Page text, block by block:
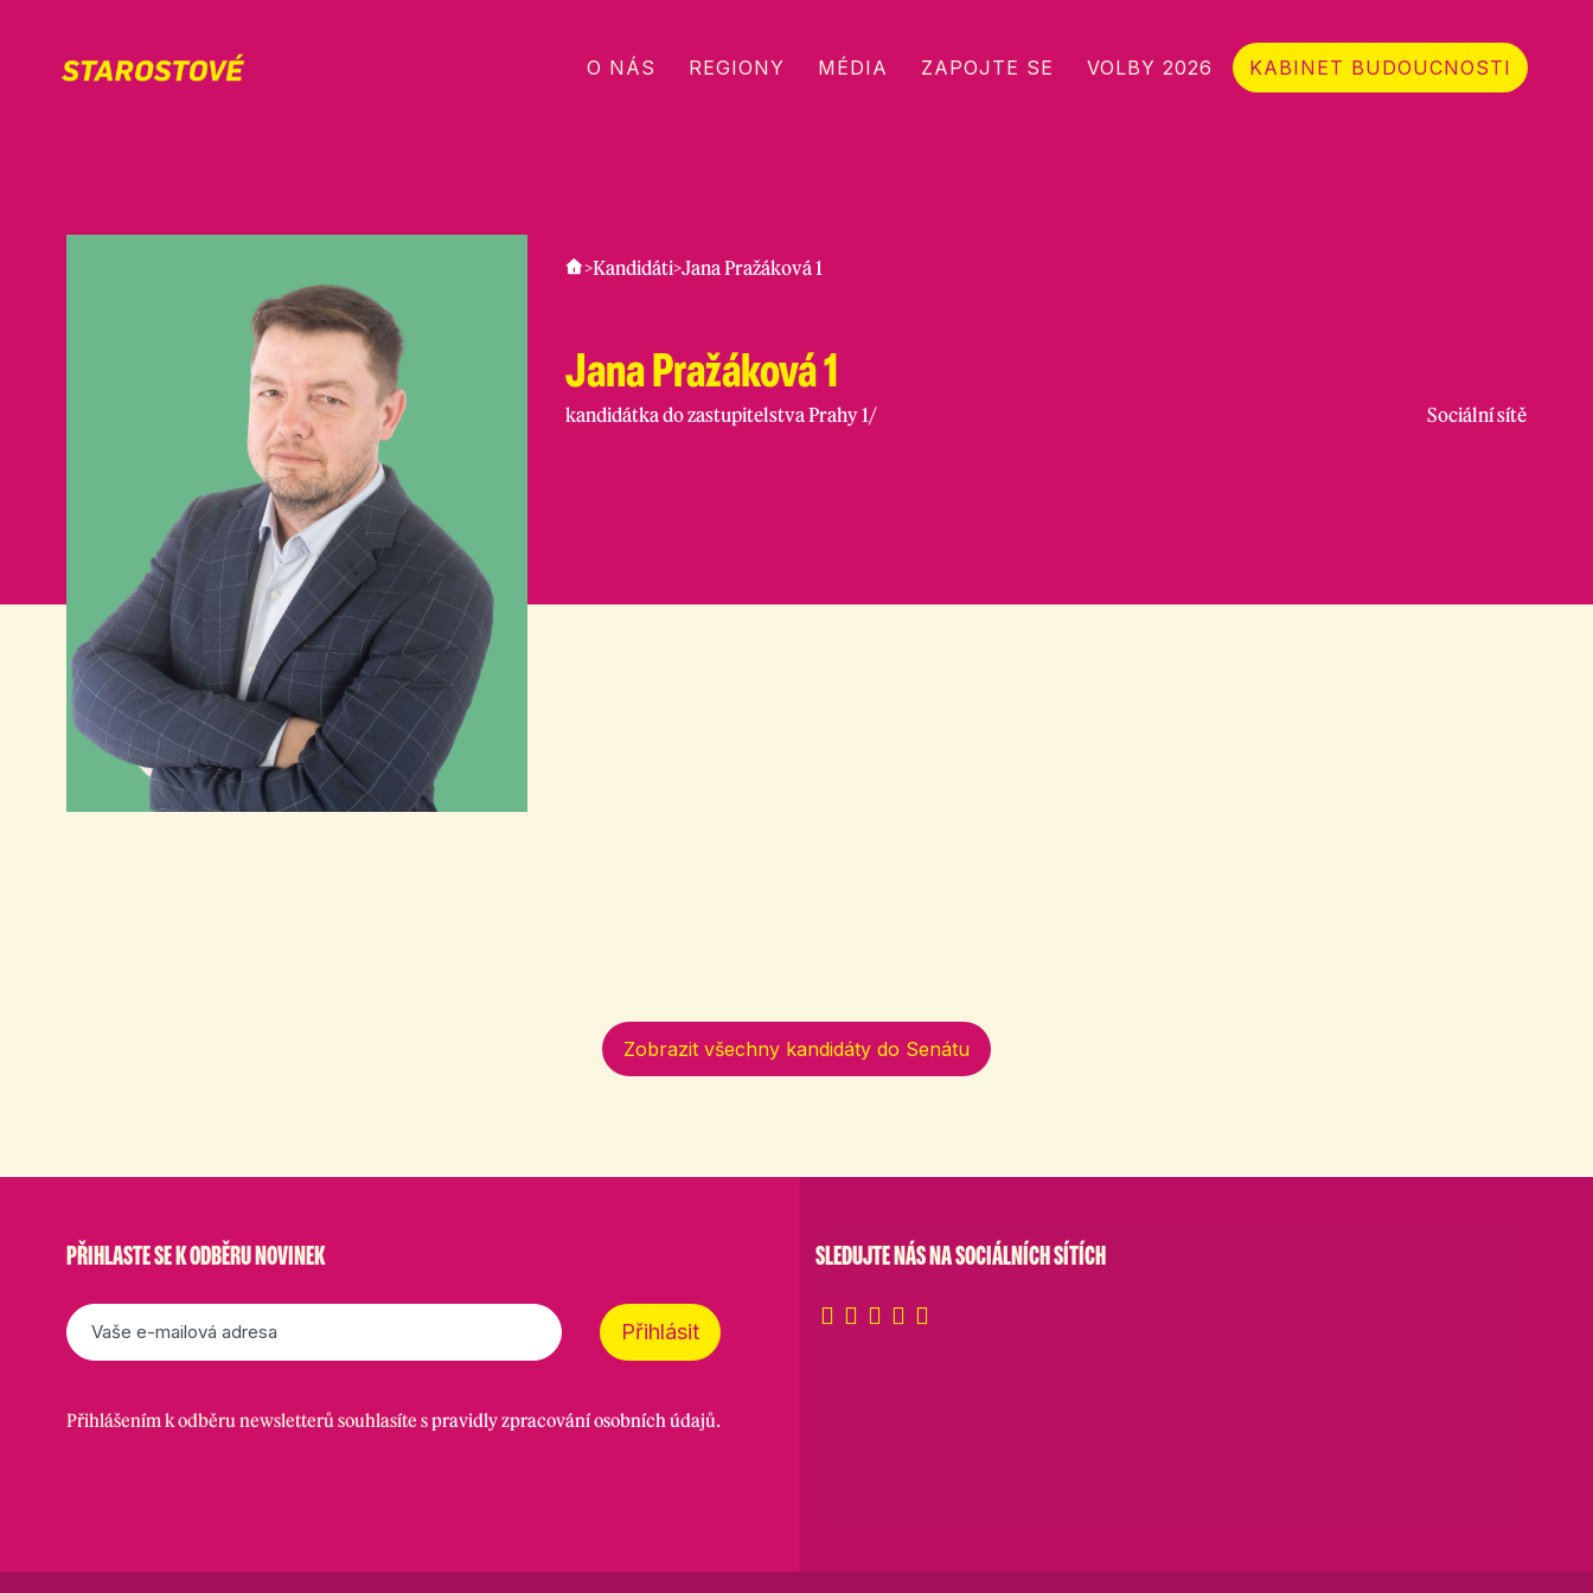
O NÁS REGIONY MÉDIA ZAPOJTE SE VOLBY 2026 KABINET BUDOUCNOSTI
>Kandidáti>Jana Pražáková 1
Jana Pražáková 1
kandidátka do zastupitelstva Prahy 1/ Sociální sítě
Zobrazit všechny kandidáty do Senátu
PŘIHLASTE SE K ODBĚRU NOVINEK
E-
mail
Přihlásit
Přihlášením k odběru newsletterů souhlasíte spravidly zpracování osobních údajů.
SLEDUJTE NÁS NA SOCIÁLNÍCH SÍTÍCH